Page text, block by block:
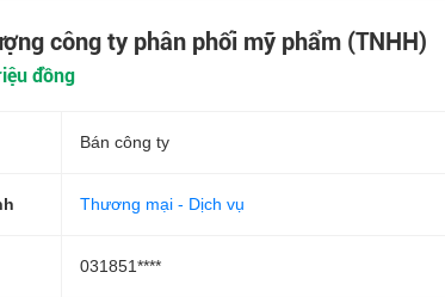
công ty phân phối mỹ phẩm (TNHH)
đồng
Bán công ty
Thương mại - Dịch vụ
031851****